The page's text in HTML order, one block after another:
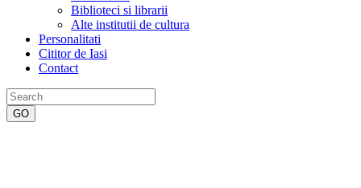
Biblioteci si librarii
Alte institutii de cultura
Personalitati
Cititor de Iasi
Contact